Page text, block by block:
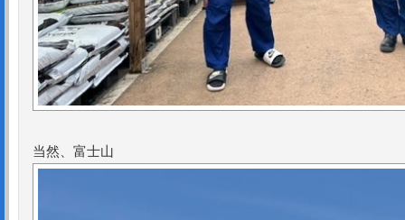
当然、富士山